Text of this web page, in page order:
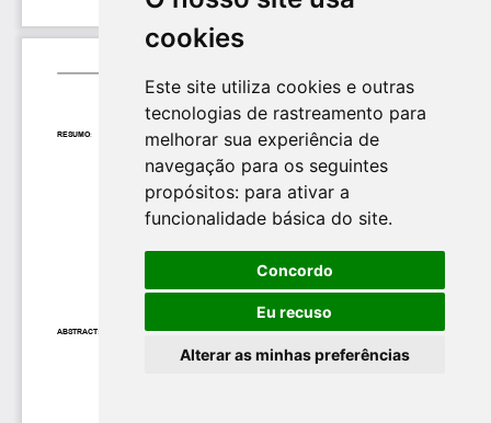
cookies
Este site utiliza cookies e outras
tecnologias de rastreamento para
melhorar sua experiência de
navegação para os seguintes
propósitos: para ativar a
funcionalidade básica do site.
Concordo
Eu recuso
Alterar as minhas preferências